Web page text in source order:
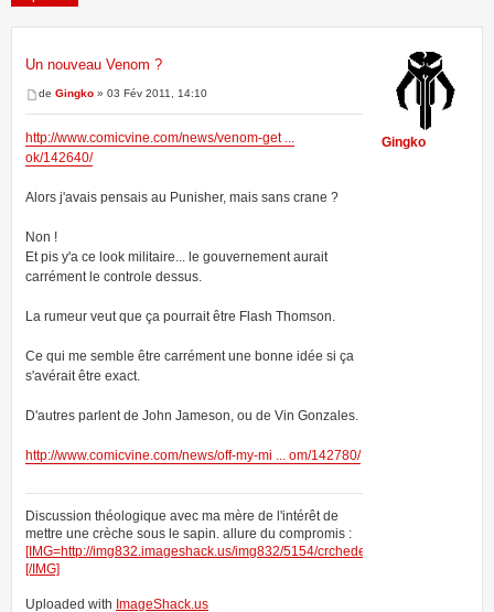
5 messages • Page1sur
Un nouveau Venom ?
de Gingko » 03 Fév 2011, 14:10
http://www.comicvine.com/news/venom-get ...
ok/142640/
Alors j'avais pensais au Punisher, mais sans crane ?
Non !
Et pis y'a ce look militaire... le gouvernement aurait
carrément le controle dessus.
La rumeur veut que ça pourrait être Flash Thomson.
Ce qui me semble être carrément une bonne idée si ça
s'avérait être exact.
D'autres parlent de John Jameson, ou de Vin Gonzales.
http://www.comicvine.com/news/off-my-mi ... om/142780/
Discussion théologique avec ma mère de l'intérêt de
mettre une crèche sous le sapin. allure du compromis :
[IMG=http://img832.imageshack.us/img832/5154/crchedenol.th.jpg]
[/IMG]
Uploaded with ImageShack.us
Gingko